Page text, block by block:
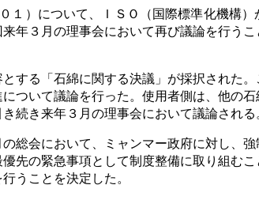
１）について、ＩＳＯ（国際標準化機構
年３月の理事会において再び議論を行う
する「石綿に関する決議」が採択された
ついて議論を行った。使用者側は、他の
続き来年３月の理事会において議論される
総会において、ミャンマー政府に対し、
先の緊急事項として制度整備に取り組む
うことを決定した。